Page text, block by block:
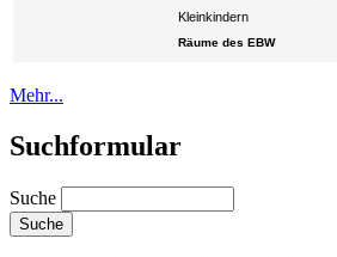
Kleinkindern
Räume des EBW
Mehr...
Suchformular
Suche